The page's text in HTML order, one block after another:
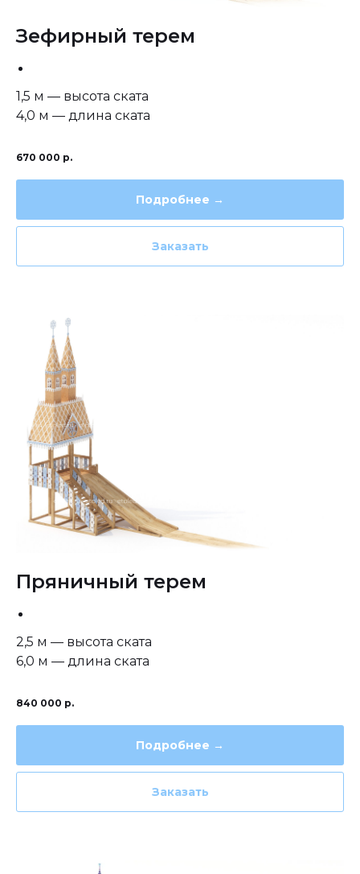
Зефирный терем
1,5 м — высота ската
4,0 м — длина ската
670 000 р.
Подробнее →
Заказать
Пряничный терем
2,5 м — высота ската
6,0 м — длина ската
840 000 р.
Подробнее →
Заказать